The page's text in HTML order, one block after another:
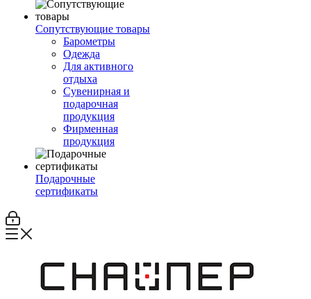
Сопутствующие товары
Барометры
Одежда
Для активного
отдыха
Сувенирная и
подарочная
продукция
Фирменная
продукция
Подарочные
сертификаты